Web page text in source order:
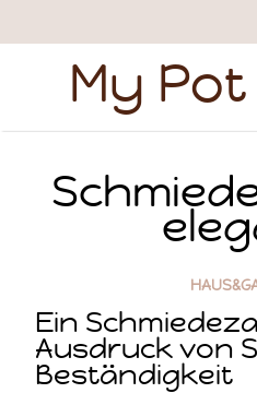
My
Ein
Ausdruck von
Beständigkeit